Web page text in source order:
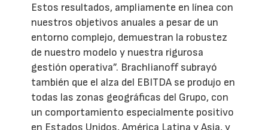
Estos resultados, ampliamente en línea con
nuestros objetivos anuales a pesar de un
entorno complejo, demuestran la robustez
de nuestro modelo y nuestra rigurosa
gestión operativa”. Brachlianoff subrayó
también que el alza del EBITDA se produjo en
todas las zonas geográficas del Grupo, con
un comportamiento especialmente positivo
en Estados Unidos, América Latina y Asia, y